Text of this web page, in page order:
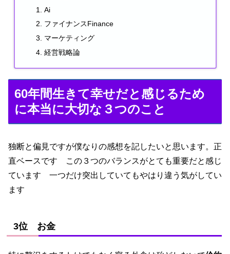
Ai
ファイナンスFinance
マーケティング
経営戦略論
60年間生きて幸せだと感じるため
に本当に大切な３つのこと
独断と偏見ですが僕なりの感想を記したいと思います。正
直ベースです この３つのバランスがとても重要だと感じ
ています 一つだけ突出していてもやはり違う気がしてい
ます
3位 お金